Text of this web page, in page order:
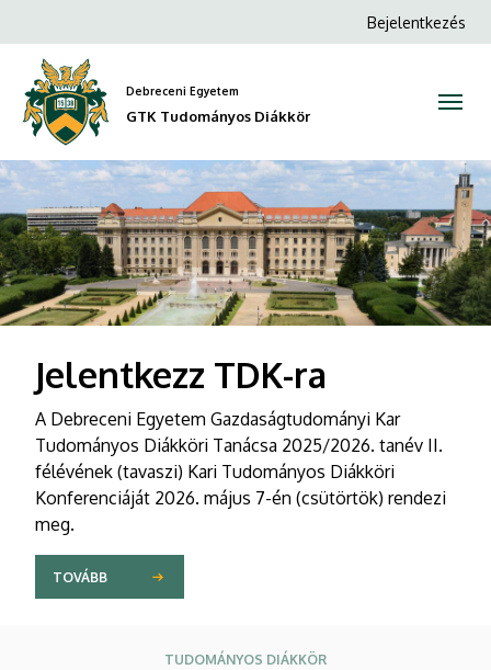
Tudományos
Diákkör
Anonim
Bejelentkezés
Debreceni Egyetem
GTK Tudományos Diákkör
DIAVETÍTÉS
Jelentkezz TDK-ra
A Debreceni Egyetem Gazdaságtudományi Kar
Tudományos Diákköri Tanácsa 2025/2026. tanév II.
félévének (tavaszi) Kari Tudományos Diákköri
Konferenciáját 2026. május 7-én (csütörtök) rendezi
meg.
TOVÁBB
TUDOMÁNYOS DIÁKKÖR